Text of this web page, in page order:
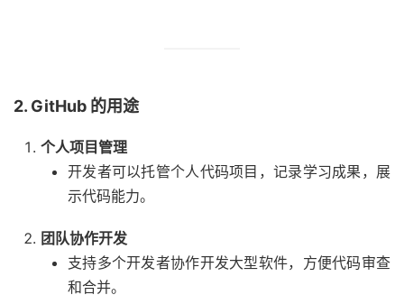
2. GitHub 的用途
个人项目管理
开发者可以托管个人代码项目，记录学习成果，展
示代码能力。
团队协作开发
支持多个开发者协作开发大型软件，方便代码审查
和合并。